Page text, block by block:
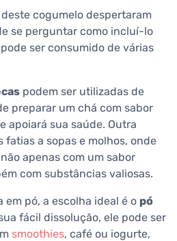
cogumelo despertaram
se perguntar como incluí-lo
ser consumido de várias
podem ser utilizadas de
preparar um chá com sabor
apoiará sua saúde. Outra
fatias a sopas e molhos, onde
apenas com um sabor
com substâncias valiosas.
em pó, a escolha ideal é o pó
fácil dissolução, ele pode ser
smoothies, café ou iogurte,